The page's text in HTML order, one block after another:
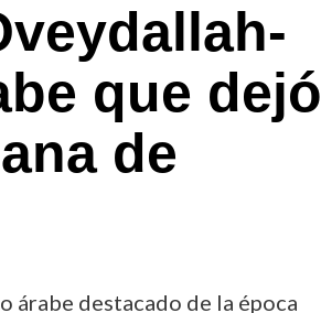
que dejó
de
destacado de la época